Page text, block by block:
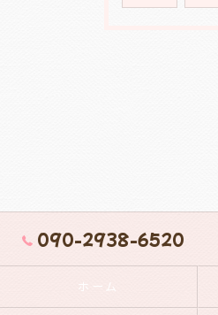
090-2938-6520
ホーム